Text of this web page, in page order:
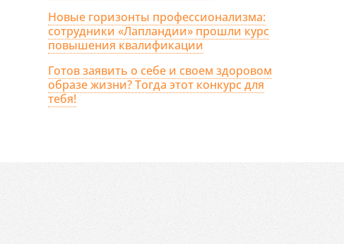
Новые горизонты профессионализма:
сотрудники «Лапландии» прошли курс
повышения квалификации
Готов заявить о себе и своем здоровом
образе жизни? Тогда этот конкурс для
тебя!